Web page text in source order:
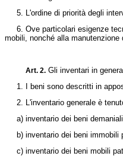
5. L'ordine di priorità degli
6. Ove particolari esigenze
mobili, nonché alla
Art. 2. Gli inventari in
1. I beni sono descritti in
2. L'inventario generale è
a) inventario dei beni
b) inventario dei beni immobili
c) inventario dei beni mobili